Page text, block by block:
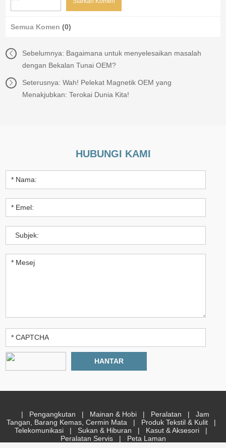
Semua Komen(0)
Sebelumnya: Bagaimana untuk menyelesaikan masalah
dengan Bekalan Tunai OEM?
Seterusnya:Wah! Pelekat Magnetik OEM yang
Menakjubkan: Terokai Dunia Kita!
HUBUNGI KAMI
| Pengangkutan | Mainan & Hobi | Peralatan | Jam
Tangan, Barang Kemas, Cermin Mata
| Produk Tekstil & Kulit
|
Telekomunikasi
| Sukan & Hiburan | Kasut & Aksesori
|
Peralatan Servis
| Peta Laman